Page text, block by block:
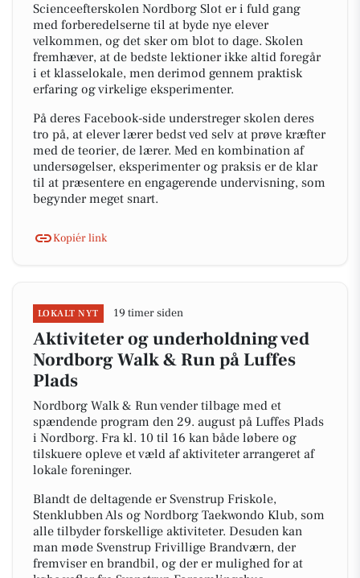
Scienceefterskolen Nordborg Slot er i fuld gang
med forberedelserne til at byde nye elever
velkommen, og det sker om blot to dage. Skolen
fremhæver, at de bedste lektioner ikke altid foregår
i et klasselokale, men derimod gennem praktisk
erfaring og virkelige eksperimenter.
På deres Facebook-side understreger skolen deres
tro på, at elever lærer bedst ved selv at prøve kræfter
med de teorier, de lærer. Med en kombination af
undersøgelser, eksperimenter og praksis er de klar
til at præsentere en engagerende undervisning, som
begynder meget snart.
Kopiér link
LOKALT NYT 19 timer siden
Aktiviteter og underholdning ved
Nordborg Walk & Run på Luffes
Plads
Nordborg Walk & Run vender tilbage med et
spændende program den 29. august på Luffes Plads
i Nordborg. Fra kl. 10 til 16 kan både løbere og
tilskuere opleve et væld af aktiviteter arrangeret af
lokale foreninger.
Blandt de deltagende er Svenstrup Friskole,
Stenklubben Als og Nordborg Taekwondo Klub, som
alle tilbyder forskellige aktiviteter. Desuden kan
man møde Svenstrup Frivillige Brandværn, der
fremviser en brandbil, og der er mulighed for at